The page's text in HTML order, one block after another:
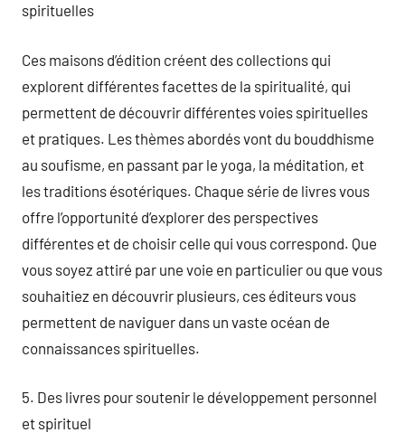
spirituelles
Ces maisons d’édition créent des collections qui
explorent différentes facettes de la spiritualité, qui
permettent de découvrir différentes voies spirituelles
et pratiques. Les thèmes abordés vont du bouddhisme
au soufisme, en passant par le yoga, la méditation, et
les traditions ésotériques. Chaque série de livres vous
offre l’opportunité d’explorer des perspectives
différentes et de choisir celle qui vous correspond. Que
vous soyez attiré par une voie en particulier ou que vous
souhaitiez en découvrir plusieurs, ces éditeurs vous
permettent de naviguer dans un vaste océan de
connaissances spirituelles.
5. Des livres pour soutenir le développement personnel
et spirituel